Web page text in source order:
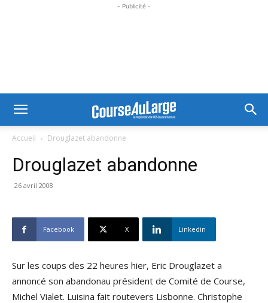
- Publicité -
Accueil Drouglazet abandonne
Drouglazet abandonne
26 avril 2008
Facebook X Linkedin
Sur les coups des 22 heures hier, Eric Drouglazet a
annoncé son abandonau président de Comité de Course,
Michel Vialet. Luisina fait routevers Lisbonne. Christophe